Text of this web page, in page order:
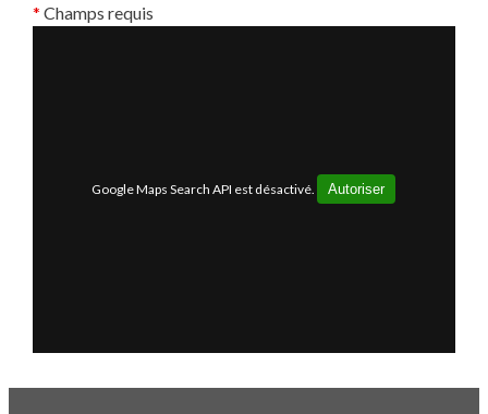
* Champs requis
Google Maps Search API est désactivé. Autoriser